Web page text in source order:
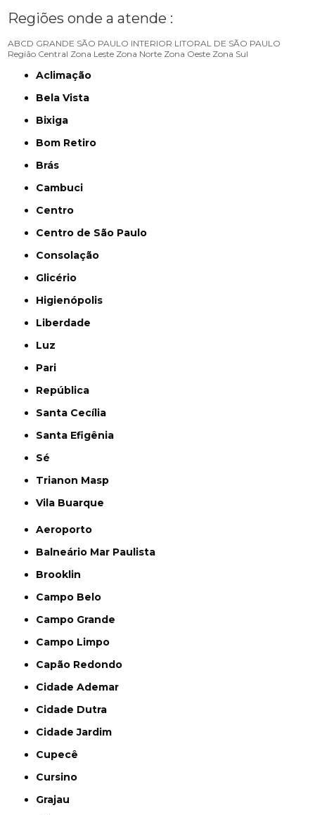
Regiões onde a atende :
ABCD GRANDE SÃO PAULO INTERIOR LITORAL DE SÃO PAULO
Região Central Zona Leste Zona Norte Zona Oeste Zona Sul
Aclimação
Bela Vista
Bixiga
Bom Retiro
Brás
Cambuci
Centro
Centro de São Paulo
Consolação
Glicério
Higienópolis
Liberdade
Luz
Pari
República
Santa Cecília
Santa Efigênia
Sé
Trianon Masp
Vila Buarque
Aeroporto
Balneário Mar Paulista
Brooklin
Campo Belo
Campo Grande
Campo Limpo
Capão Redondo
Cidade Ademar
Cidade Dutra
Cidade Jardim
Cupecê
Cursino
Grajau